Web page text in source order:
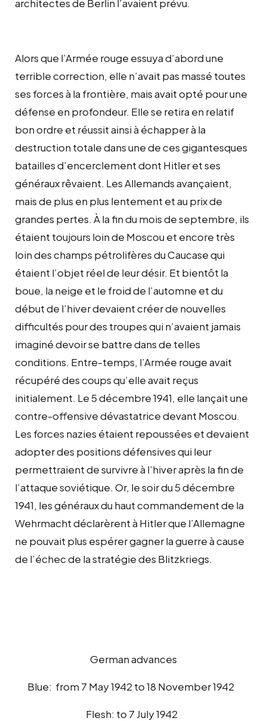
architectes de Berlin l’avaient prévu.
Alors que l’Armée rouge essuya d’abord une
terrible correction, elle n’avait pas massé toutes
ses forces à la frontière, mais avait opté pour une
défense en profondeur. Elle se retira en relatif
bon ordre et réussit ainsi à échapper à la
destruction totale dans une de ces gigantesques
batailles d’encerclement dont Hitler et ses
généraux rêvaient. Les Allemands avançaient,
mais de plus en plus lentement et au prix de
grandes pertes. À la fin du mois de septembre, ils
étaient toujours loin de Moscou et encore très
loin des champs pétrolifères du Caucase qui
étaient l’objet réel de leur désir. Et bientôt la
boue, la neige et le froid de l’automne et du
début de l’hiver devaient créer de nouvelles
difficultés pour des troupes qui n’avaient jamais
imaginé devoir se battre dans de telles
conditions. Entre-temps, l’Armée rouge avait
récupéré des coups qu’elle avait reçus
initialement. Le 5 décembre 1941, elle lançait une
contre-offensive dévastatrice devant Moscou.
Les forces nazies étaient repoussées et devaient
adopter des positions défensives qui leur
permettraient de survivre à l’hiver après la fin de
l’attaque soviétique. Or, le soir du 5 décembre
1941, les généraux du haut commandement de la
Wehrmacht déclarèrent à Hitler que l’Allemagne
ne pouvait plus espérer gagner la guerre à cause
de l’échec de la stratégie des Blitzkriegs.
German advances
Blue: from 7 May 1942 to 18 November 1942
Flesh: to 7 July 1942